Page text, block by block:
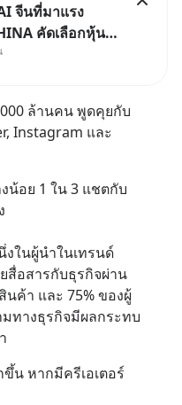
จีนที่มาแรง
คัดเลือกหุ้น
องทุน.. ครอบคลุม
นียมซื้อ | ยอด 2
ฟรีค่าธรร
ล้านคน พูดคุยกับ
Instagram และ
น้อย 1 ใน 3 แชตกับ
ในผู้นำในเทรนด์
สื่อสารกับธุรกิจผ่าน
ค้า และ 75% ของผู้
ทางธุรกิจมีผลกระทบ
น หากมีครีเอเตอร์